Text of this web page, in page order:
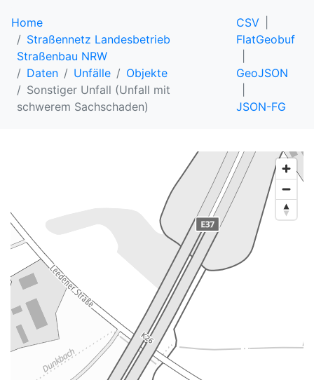
Home
Straßennetz Landesbetrieb
Straßenbau NRW
Daten
Unfälle
Objekte
Sonstiger Unfall (Unfall mit
schwerem Sachschaden)
CSV
FlatGeobuf
GeoJSON
JSON-FG